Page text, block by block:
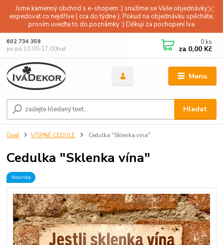
Jsme kamenný obchod s e-shopem :) snažíme se Vaše objednávky
expedovat co nejdříve ( cca do týdne ). Pokud na objednávku spěcháte,
prosím uveďte to do poznámky :) Děkuji za pochopení Iva
Menu
Hledat
602 734 359
po-pá 10.00-17.00hod
0 ks
za 0,00 Kč
Úvod VTIPNÉ CEDULE Cedulka "Sklenka vína"
Cedulka "Sklenka vína"
Novinka